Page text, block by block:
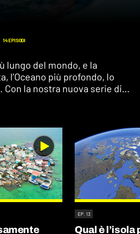
14 EPISODI
lungo del mondo, e la
l’Oceano più profondo, lo
Con la nostra nuova serie di
Terra”, rispondiamo a
EP. 13
Qual è l’isola